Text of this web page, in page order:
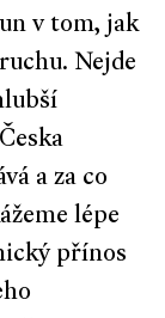
v tom, jak
Nejde
a za co
lépe
přínos